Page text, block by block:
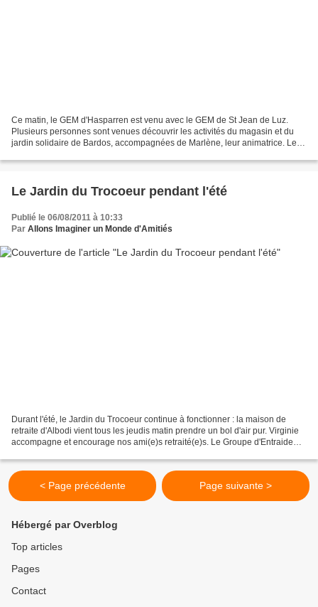
Ce matin, le GEM d'Hasparren est venu avec le GEM de St Jean de Luz.
Plusieurs personnes sont venues découvrir les activités du magasin et du
jardin solidaire de Bardos, accompagnées de Marlène, leur animatrice. Le
Le Jardin du Trocoeur pendant l'été
Publié le 06/08/2011 à 10:33
Par Allons Imaginer un Monde d'Amitiés
Durant l'été, le Jardin du Trocoeur continue à fonctionner : la maison de
retraite d'Albodi vient tous les jeudis matin prendre un bol d'air pur. Virginie
accompagne et encourage nos ami(e)s retraité(e)s. Le Groupe d'Entraide
< Page précédente Page suivante >
Hébergé par Overblog
Top articles
Pages
Contact